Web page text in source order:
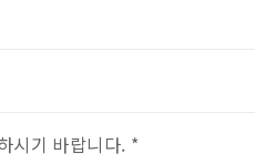
시기 바랍니다. *